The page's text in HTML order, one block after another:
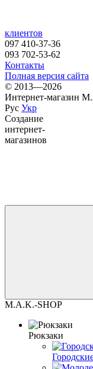
клиентов
097 410-37-36
093 702-53-62
Контакты
Полная версия сайта
© 2013—2026
Интернет-магазин
Рус Укр
Создание
интернет-
магазинов
M.A.K.-SHOP
Рюкзаки